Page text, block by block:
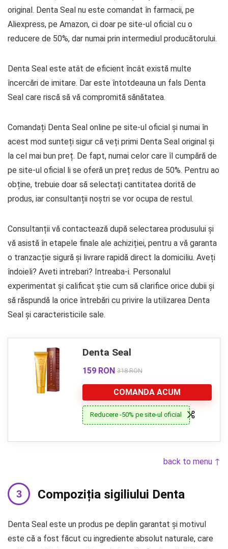
original. Denta Seal nu este comandat în farmacii, pe
Aliexpress, pe Amazon, ci doar pe site-ul oficial cu o
reducere de 50%, dar numai prin intermediul producătorului.
Denta Seal este atât de eficient încât există multe
încercări de imitare. Dar este întotdeauna un fals Denta
Seal care riscă să vă compromită sănătatea.
Comandați Denta Seal online pe site-ul oficial și numai în
acest mod sunteți sigur că veți primi Denta Seal original și
la cel mai bun preț. De fapt, numai celor care îl cumpără de
pe site-ul oficial li se oferă un preț redus de 50%. Pentru ao
obține, trebuie doar să selectați cantitatea dorită de
produs, iar consultanții noștri se vor ocupa de restul.
Consultanții vă contactează după selectarea produsului și
vă asistă în etapele finale ale achiziției, pentru a vă garanta
o tranzacție sigură și livrare rapidă direct la domiciliu. Aveți
îndoieli? Aveti intrebari? Intreaba-i. Personalul
experimentat și calificat știe cum să clarifice orice dubii și
să răspundă la orice întrebări cu privire la utilizarea Denta
Seal și caracteristicile sale.
Denta Seal
159 RON 318 RON
COMANDA ACUM
Reducere -50% pe site-ul oficial
back to menu ↑
Compoziția sigiliului Denta
Denta Seal este un produs pe deplin garantat și motivul
este că a fost făcut cu ingrediente absolut naturale, care